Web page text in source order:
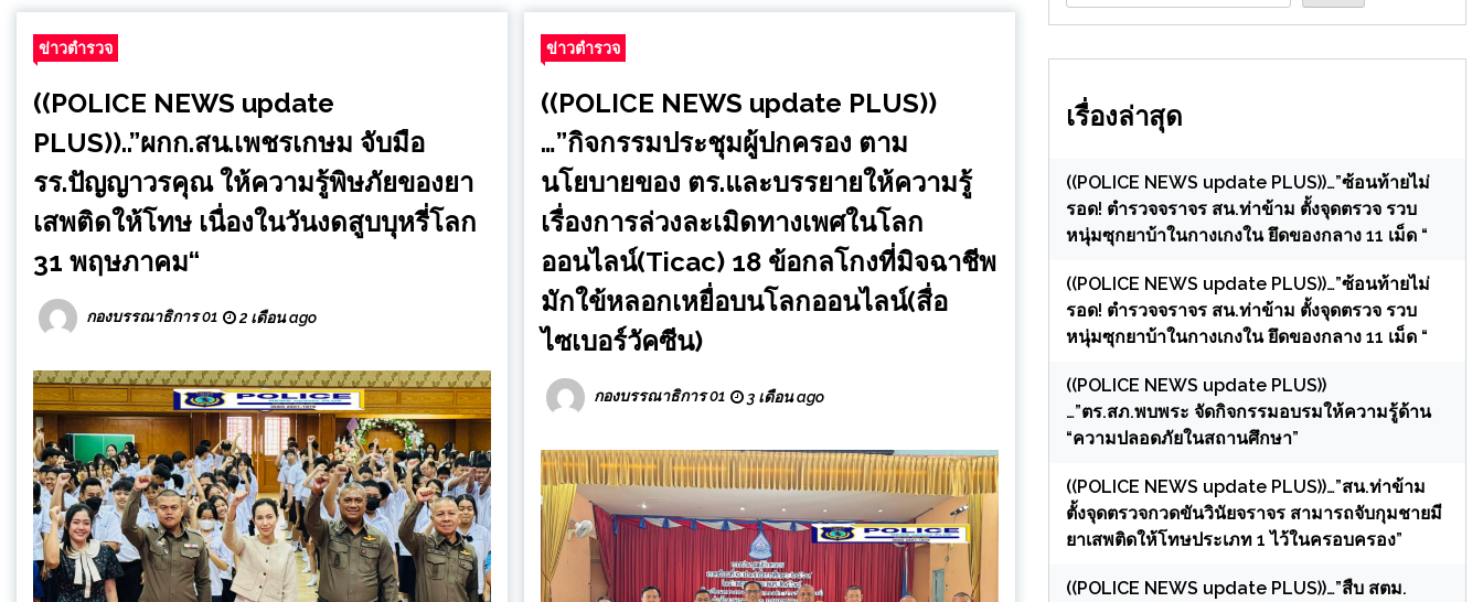
ข่าวตำรวจ
((POLICE NEWS update
PLUS))..”ผกก.สน.เพชรเกษม จับมือ
รร.ปัญญาวรคุณ ให้ความรู้พิษภัยของยา
เสพติดให้โทษ เนื่องในวันงดสูบบุหรี่โลก
31 พฤษภาคม“
กองบรรณาธิการ 01 2 เดือน ago
ข่าวตำรวจ
((POLICE NEWS update PLUS))
…”กิจกรรมประชุมผู้ปกครอง ตาม
นโยบายของ ตร.และบรรยายให้ความรู้
เรื่องการล่วงละเมิดทางเพศในโลก
ออนไลน์(Ticac) 18 ข้อกลโกงที่มิจฉาชีพ
มักใข้หลอกเหยื่อบนโลกออนไลน์(สื่อ
ไซเบอร์วัคซีน)
กองบรรณาธิการ 01 3 เดือน ago
เรื่องล่าสุด
((POLICE NEWS update PLUS))…”ซ้อนท้ายไม่
รอด! ตำรวจจราจร สน.ท่าข้าม ตั้งจุดตรวจ รวบ
หนุ่มซุกยาบ้าในกางเกงใน ยึดของกลาง 11 เม็ด “
((POLICE NEWS update PLUS))…”ซ้อนท้ายไม่
รอด! ตำรวจจราจร สน.ท่าข้าม ตั้งจุดตรวจ รวบ
หนุ่มซุกยาบ้าในกางเกงใน ยึดของกลาง 11 เม็ด “
((POLICE NEWS update PLUS))
…”ตร.สภ.พบพระ จัดกิจกรรมอบรมให้ความรู้ด้าน
“ความปลอดภัยในสถานศึกษา”
((POLICE NEWS update PLUS))…”สน.ท่าข้าม
ตั้งจุดตรวจกวดขันวินัยจราจร สามารถจับกุมชายมี
ยาเสพติดให้โทษประเภท 1 ไว้ในครอบครอง”
((POLICE NEWS update PLUS))…”สืบ สตม.